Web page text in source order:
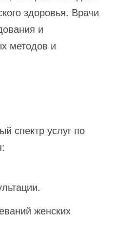
здоровья. Врачи
и
методов и
спектр услуг по
женских